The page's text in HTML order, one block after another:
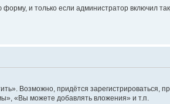
и только если администратор включил
Возможно, придётся зарегистрироваться,
«Вы можете добавлять вложения» и т.п.